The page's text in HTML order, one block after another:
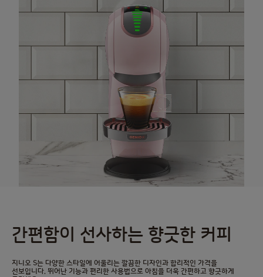
간편함이 선사하는 향긋한 커피
지니오 S는 다양한 스타일에 어울리는 깔끔한 디자인과 합리적인 가격을
선보입니다. 뛰어난 기능과 편리한 사용법으로 아침을 더욱 간편하고 향긋하게